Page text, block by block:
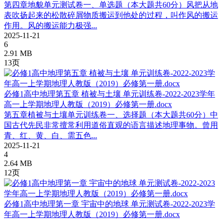
第四章地貌单元测试卷一、单选题（本大题共60分）风把从地
表吹扬起来的松散碎屑物质搬运到他处的过程，叫作风的搬运
作用。风的搬运能力极强...
2025-11-21
6
2.91 MB
13页
必修1高中地理第五章 植被与土壤 单元训练卷-2022-2023学年
高一上学期地理人教版（2019）必修第一册.docx
第五章植被与土壤单元训练卷一、选择题（本大题共60分）中
国古代先民非常擅常利用道俗直观的语言描述地理事物。曾用
青、红、黄、白、需五色...
2025-11-21
4
2.64 MB
12页
必修1高中地理第一章 宇宙中的地球 单元测试卷-2022-2023学
年高一上学期地理人教版（2019）必修第一册.docx